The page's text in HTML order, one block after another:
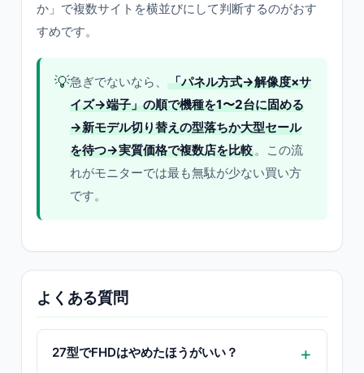
か」で複数サイトを横並びにして判断するのがおす
すめです。
💡急ぎでないなら、
「パネル方式→解像度×サ
イズ→端子」の順で機種を1〜2台に固める
→新モデル切り替えの型落ちか大型セール
を待つ→実質価格で複数店を比較。この流
れがモニターでは最も無駄が少ない買い方
です。
よくある質問
27型でFHDはやめたほうがいい？